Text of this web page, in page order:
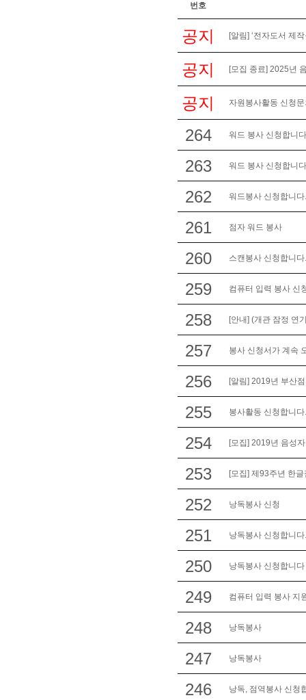
번호
공지 [알림] ‘전자도서 제
공지 [모집 종료] 2025년
공지 자원봉사활동 신청
264 워드 봉사 신청합니
263 워드 봉사 신청합니
262 워드봉사 신청합니다.
261 점자 워드 봉사
260 스캔봉사 신청합니다.
259 컴퓨터 입력 봉사 신
258 [안내] (개관 잠정 연
257 봉사 신청서가 계속
256 [알림] 2019년 부산
255 봉사활동 신청합니
254 [모집] 2019년 음성
253 [모집] 제93주년 한
252 낭독봉사 신청
251 낭독봉사 신청합니다.
250 낭독봉사 신청합니다
249 컴퓨터 입력 봉사 지
248 낭독봉사
247 낭독봉사
246 낭독, 점역봉사 신청